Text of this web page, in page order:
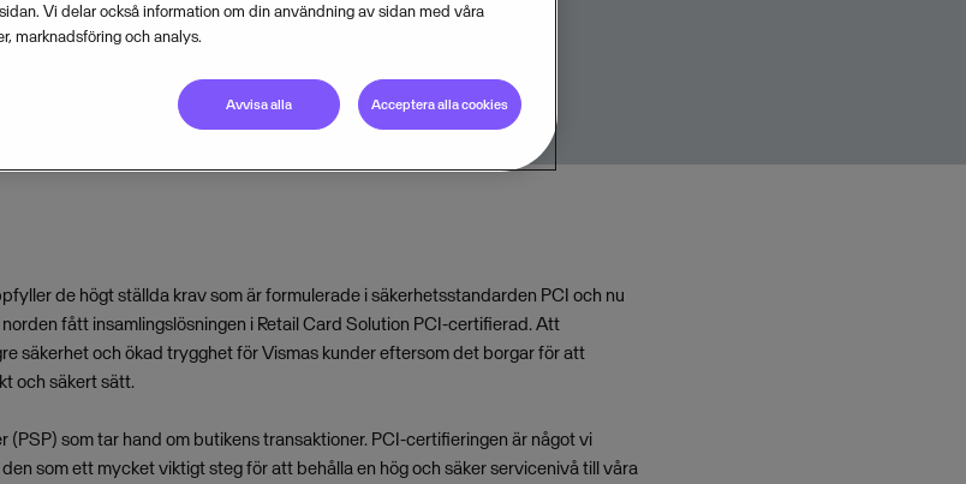
de högt ställda krav som är formulerade i säkerhetsstandarden PCI och nu
fått insamlingslösningen i Retail Card Solution PCI-certifierad. Att
säkerhet och ökad trygghet för Vismas kunder eftersom det borgar för att
och säkert sätt.
(PSP) som tar hand om butikens transaktioner. PCI-certifieringen är något vi
som ett mycket viktigt steg för att behålla en hög och säker servicenivå till våra
Vi delar också information om din användning av sidan med våra
marknadsföring och analys.
Avvisa alla Acceptera alla cookies